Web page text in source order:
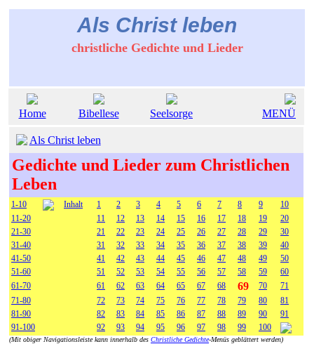
Als Christ leben
christliche Gedichte und Lieder
Home Bibellese Seelsorge MENÜ
Als Christ leben
Gedichte und Lieder zum Christlichen
Leben
1-10 Inhalt 1 2 3 4 5 6 7 8 9
10
11-20
11 12 13 14 15 16 17 18 19
20
21-30
21 22 23 24 25 26 27 28 29
30
31-40
31 32 33 34 35 36 37 38 39
40
41-50
41 42 43 44 45 46 47 48 49
50
51-60
51 52 53 54 55 56 57 58 59
60
61-70
61 62 63 64 65 67 68 69 70
71
71-80
72 73 74 75 76 77 78 79 80
81
81-90
82 83 84 85 86 87 88 89 90
91
91-100
92 93 94 95 96 97 98 99 100
(Mit obiger Navigationsleiste kann innerhalb des Christliche Gedichte-Menüs geblättert werden)